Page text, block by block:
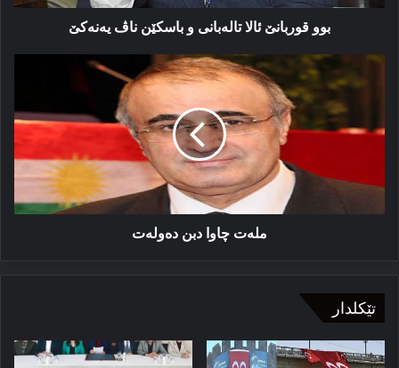
بوو قوربانێ ئالا تالەبانی و باسكێن ناڤ یەنەكێ
مله‌ت
چاوا
ده‌وله‌ت
مله‌ت چاوا دبن ده‌وله‌ت
تێکلدار